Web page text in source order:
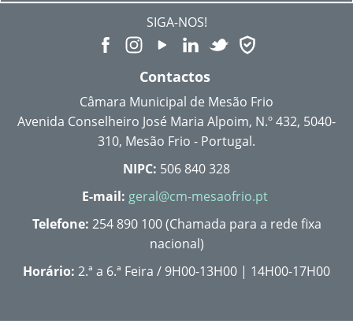
SIGA-NOS!
Contactos
Câmara Municipal de Mesão Frio
Avenida Conselheiro José Maria Alpoim, N.º 432, 5040-
310, Mesão Frio - Portugal.
NIPC: 506 840 328
E-mail: geral@cm-mesaofrio.pt
Telefone: 254 890 100 (Chamada para a rede fixa
nacional)
Horário: 2.ª a 6.ª Feira / 9H00-13H00 | 14H00-17H00